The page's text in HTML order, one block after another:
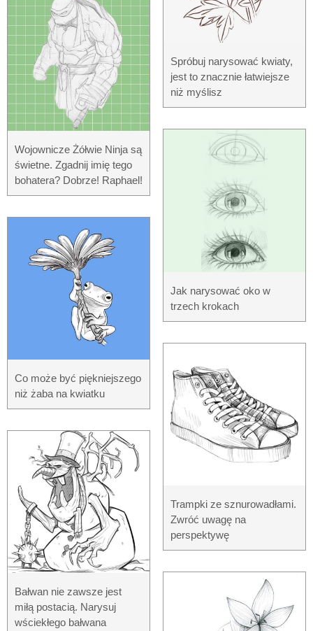
Wojownicze Żółwie Ninja są
świetne. Zgadnij imię tego
bohatera? Dobrze! Raphael!
Co może być piękniejszego
niż żaba na kwiatku
Bałwan nie zawsze jest
miłą postacią. Narysuj
wściekłego bałwana
Spróbuj narysować kwiaty,
jest to znacznie łatwiejsze
niż myślisz
Jak narysować oko w
trzech krokach
Trampki ze sznurowadłami.
Zwróć uwagę na
perspektywę